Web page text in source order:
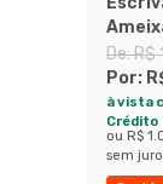
De:R$
Por:
à vista
Crédito
ou R$
sem